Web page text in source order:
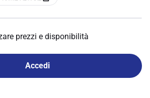
prezzi e disponibilità
Accedi